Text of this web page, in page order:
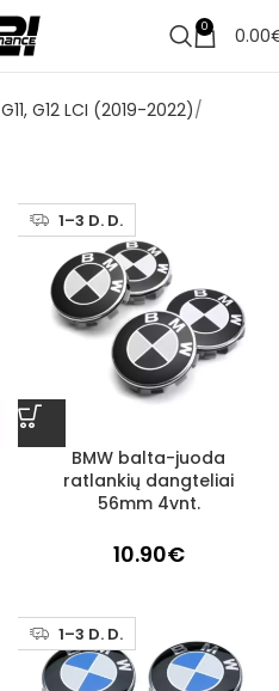
0 0.00
G11, G12 LCI (2019-2022)
1–3 D. D.
BMW balta-juoda
ratlankių dangteliai
56mm 4vnt.
10.90€
1–3 D. D.